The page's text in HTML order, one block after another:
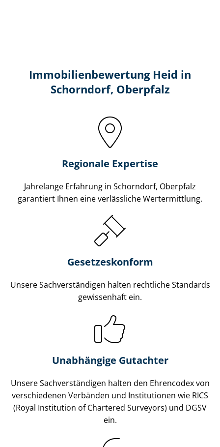
Immobilien­bewertung Heid in
Schorndorf, Oberpfalz
Regionale Expertise
Jahrelange Erfahrung in Schorndorf, Oberpfalz
garantiert Ihnen eine verlässliche Wertermittlung.
Gesetzes­konform
Unsere Sach­ver­stän­di­gen halten rechtliche Standards
gewissenhaft ein.
Unabhängige Gutachter
Unsere Sach­ver­stän­di­gen halten den Ehrencodex von
verschiedenen Verbänden und Institutionen wie RICS
(Royal Institution of Chartered Surveyors) und DGSV
ein.